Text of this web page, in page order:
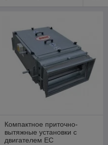
загрязненный воздух.
Компактное приточно-
вытяжные установки с
двигателем ЕС